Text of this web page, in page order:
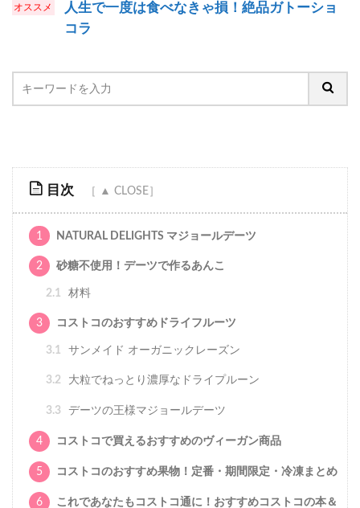
人生で一度は食べなきゃ損！絶品ガトーショ
コラ
目次
1 NATURAL DELIGHTS マジョールデーツ
2 砂糖不使用！デーツで作るあんこ
2.1 材料
3 コストコのおすすめドライフルーツ
3.1 サンメイド オーガニックレーズン
3.2 大粒でねっとり濃厚なドライプルーン
3.3 デーツの王様マジョールデーツ
4 コストコで買えるおすすめのヴィーガン商品
5 コストコのおすすめ果物！定番・期間限定・冷凍まとめ
6 これであなたもコストコ通に！おすすめコストコの本＆